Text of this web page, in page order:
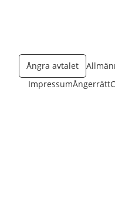
Ångra avtalet
ImpressumÅngerrätt